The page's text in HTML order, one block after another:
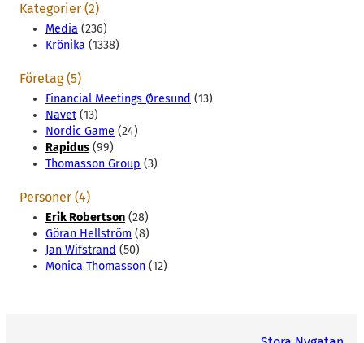
Kategorier (2)
Media (236)
Krönika (1338)
Företag (5)
Financial Meetings Øresund (13)
Navet (13)
Nordic Game (24)
Rapidus (99)
Thomasson Group (3)
Personer (4)
Erik Robertson (28)
Göran Hellström (8)
Jan Wifstrand (50)
Monica Thomasson (12)